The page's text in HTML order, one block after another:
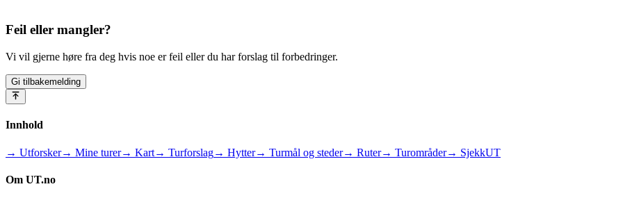
Feil eller mangler?
Vi vil gjerne høre fra deg hvis noe er feil eller du har forslag til forbedringer.
Gi tilbakemelding
Innhold
→ Utforsker→ Mine turer→ Kart→ Turforslag→ Hytter→ Turmål og steder→ Ruter→ Turområder→ SjekkUT
Om UT.no